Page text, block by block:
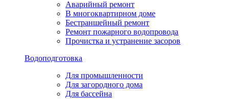
Аварийный ремонт
В многоквартирном доме
Бестраншейный ремонт
Ремонт пожарного водопровода
Прочистка и устранение засоров
Водоподготовка
Для промышленности
Для загородного дома
Для бассейна